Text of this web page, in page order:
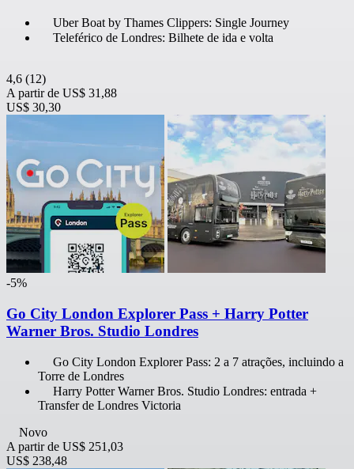
Uber Boat by Thames Clippers: Single Journey
Teleférico de Londres: Bilhete de ida e volta
4,6 (12)
A partir de US$ 31,88
US$ 30,30
-5%
Go City London Explorer Pass + Harry Potter
Warner Bros. Studio Londres
Go City London Explorer Pass: 2 a 7 atrações, incluindo a
Torre de Londres
Harry Potter Warner Bros. Studio Londres: entrada +
Transfer de Londres Victoria
Novo
A partir de US$ 251,03
US$ 238,48